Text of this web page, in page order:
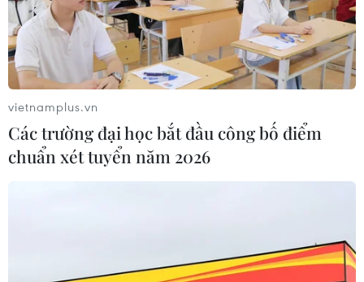
những hiểm họa về an ninh mạng
vietnamplus.vn
Các trường đại học bắt đầu công bố điểm
chuẩn xét tuyển năm 2026